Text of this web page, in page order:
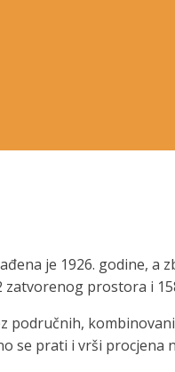
je 1926. godine,
prostora i
područnih,
se prati i vrši